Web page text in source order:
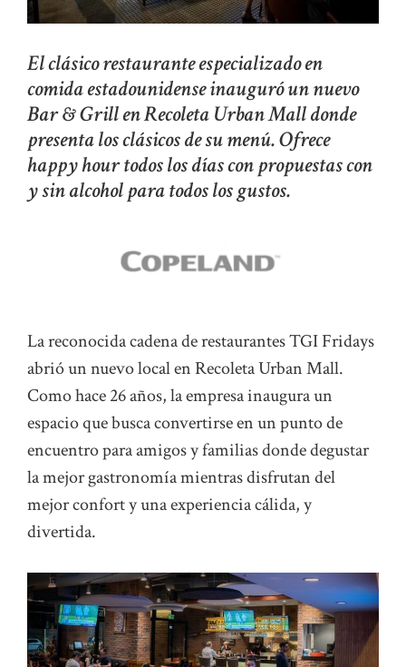
El clásico restaurante especializado en
comida estadounidense inauguró un nuevo
Bar & Grill en Recoleta Urban Mall donde
presenta los clásicos de su menú. Ofrece
happy hour todos los días con propuestas con
y sin alcohol para todos los gustos.
La reconocida cadena de restaurantes TGI Fridays
abrió un nuevo local en Recoleta Urban Mall.
Como hace 26 años, la empresa inaugura un
espacio que busca convertirse en un punto de
encuentro para amigos y familias donde degustar
la mejor gastronomía mientras disfrutan del
mejor confort y una experiencia cálida, y
divertida.